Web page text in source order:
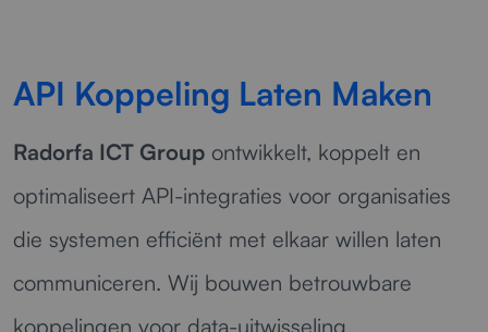
API Koppeling Laten Maken
Radorfa ICT Group ontwikkelt, koppelt en
optimaliseert API-integraties voor organisaties
die systemen efficiënt met elkaar willen laten
communiceren. Wij bouwen betrouwbare
koppelingen voor data-uitwisseling,